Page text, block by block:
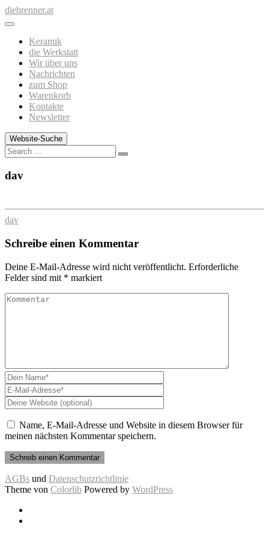
Zum
Inhalt
diebrenner.at
Keramik
die Werkstatt
Wir über uns
Nachrichten
zum Shop
Warenkorb
Kontakte
Newsletter
Website-Suche
Search
dav
dav
Schreibe einen Kommentar
Deine E-Mail-Adresse wird nicht veröffentlicht. Erforderliche
Felder sind mit * markiert
Name, E-Mail-Adresse und Website in diesem Browser für
meinen nächsten Kommentar speichern.
AGBs und Datenschutzrichtlinie
Theme von Colorlib Powered by WordPress